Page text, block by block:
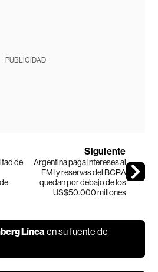
PUBLICIDAD
de
Siguiente
Argentina paga intereses al
FMI y reservas del BCRA
quedan por debajo de los
US$50.000 millones
Líneaen su fuente de